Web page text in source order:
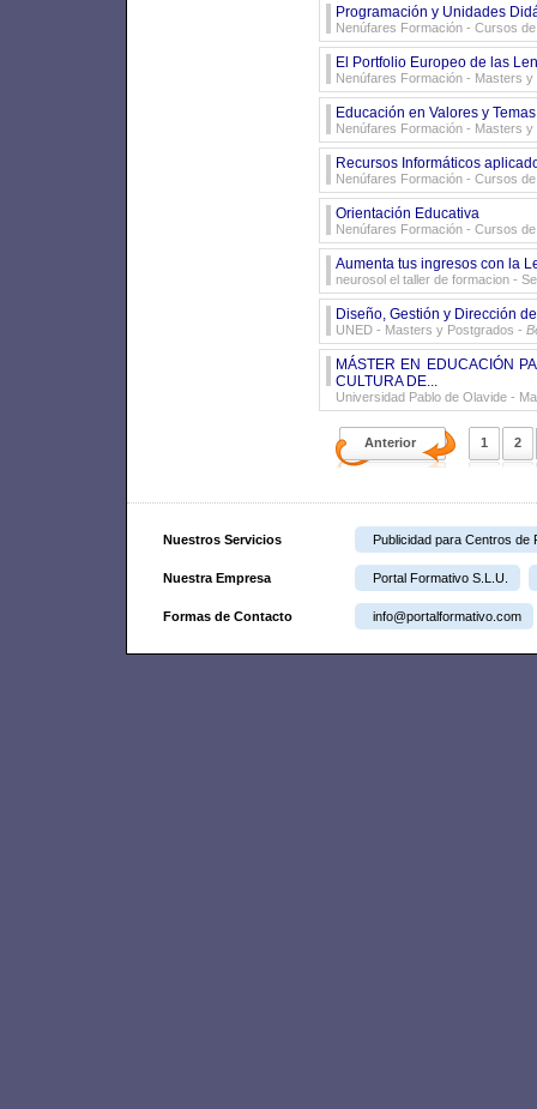
Programación y Unidades
Nenúfares Formación - Cursos
El Portfolio Europeo de las
Nenúfares Formación - Masters y
Educación en Valores y
Nenúfares Formación - Masters y
Recursos Informáticos
Nenúfares Formación - Cursos
Orientación Educativa
Nenúfares Formación - Cursos
Aumenta tus ingresos con la
neurosol el taller de formacion -
Diseño, Gestión y Dirección
UNED - Masters y Postgrados -
MÁSTER EN EDUCACIÓN
CULTURA DE...
Universidad Pablo de Olavide -
Anterior 1 2
Nuestros Servicios Publicidad para Centros de
Nuestra Empresa Portal Formativo S.L.U.
Formas de Contacto info@portalformativo.com